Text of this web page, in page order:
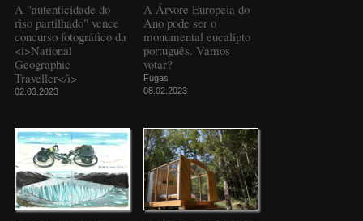
A "autenticidade do
riso partilhado" vence
concurso fotográfico da
<i>National
Geographic
Traveller</i>
02.03.2023
A Árvore Europeia do
Ano pode ser o
monumental eucalipto
português. Vamos
votar?
Fugas
08.02.2023